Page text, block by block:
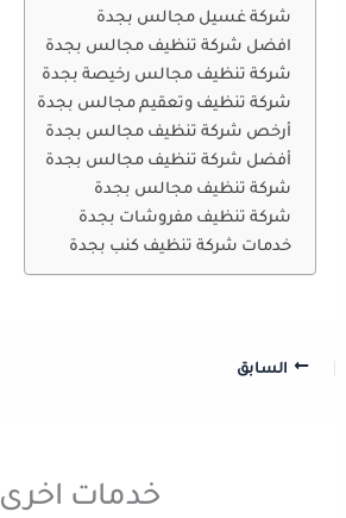
شركة غسيل مجالس بجدة
افضل شركة تنظيف مجالس بجدة
شركة تنظيف مجالس رخيصة بجدة
شركة تنظيف وتعقيم مجالس بجدة
أرخص شركة تنظيف مجالس بجدة
أفضل شركة تنظيف مجالس بجدة
شركة تنظيف مجالس بجدة
شركة تنظيف مفروشات بجدة
خدمات شركة تنظيف كنب بجدة
السابق
خدمات اخرى